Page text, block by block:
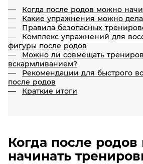
Когда после родов можно
Какие упражнения можно
Правила безопасных
Комплекс упражнений для
фигуры после родов
Можно ли совмещать
вскармливанием?
Рекомендации для быстрого
после родов
Краткие итоги
Когда после
начинать